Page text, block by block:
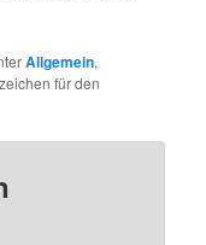
Allgemein,
für den